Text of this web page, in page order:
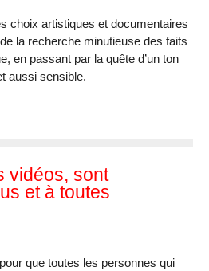
choix artistiques et documentaires
la recherche minutieuse des faits
en passant par la quête d’un ton
aussi sensible.
vidéos, sont
et à toutes
que toutes les personnes qui